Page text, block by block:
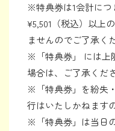
※特典券は1会計につ
¥5,501（税込）以上
ませんのでご了承く
※「特典券」 には上
場合は、ご了承くださ
※「特典券」を紛失
行はいたしかねます
※「特典券」は当日